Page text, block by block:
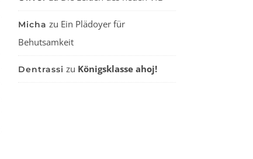
Micha zu Ein Plädoyer für
Behutsamkeit
Dentrassi zu Königsklasse ahoj!